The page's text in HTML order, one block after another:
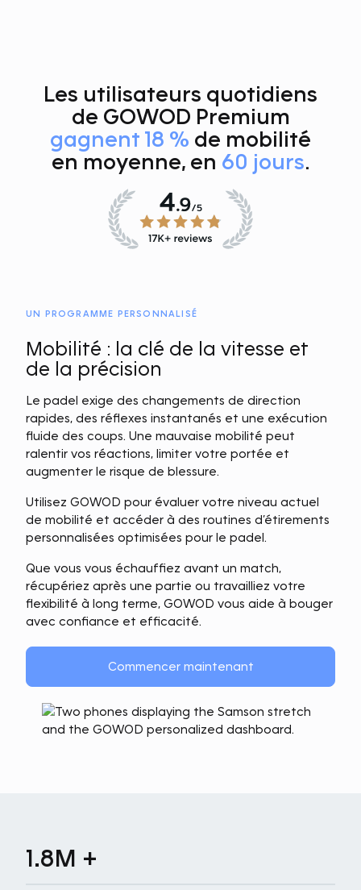
Les utilisateurs quotidiens
de GOWOD Premium
gagnent 18 % de mobilité
en moyenne, en 60 jours.
UN PROGRAMME PERSONNALISÉ
Mobilité : la clé de la vitesse et
de la précision
Le padel exige des changements de direction
rapides, des réflexes instantanés et une exécution
fluide des coups. Une mauvaise mobilité peut
ralentir vos réactions, limiter votre portée et
augmenter le risque de blessure.
Utilisez GOWOD pour évaluer votre niveau actuel
de mobilité et accéder à des routines d’étirements
personnalisées optimisées pour le padel.
Que vous vous échauffiez avant un match,
récupériez après une partie ou travailliez votre
flexibilité à long terme, GOWOD vous aide à bouger
avec confiance et efficacité.
Commencer maintenant
1.8M +